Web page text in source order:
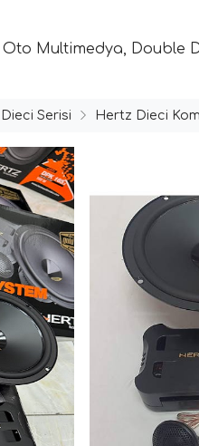
Oto Multimedya, Double
Serisi Hertz Dieci